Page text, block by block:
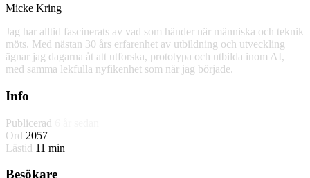
Micke Kring
Jag har alltid fascinerats av vad som händer när människa och teknik
möts. Med nästan 30 års erfarenhet av utbildning och utveckling
ägnar jag dagarna åt att utforska, prototypa och utbilda inom AI,
med samma lekfulla nyfikenhet som när jag började.
Info
Publicerad
Ord 2057
Lästid 11 min
Besökare